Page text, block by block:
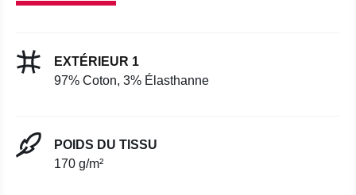
EXTÉRIEUR 1
97% Coton, 3% Élasthanne
POIDS DU TISSU
170 g/m²